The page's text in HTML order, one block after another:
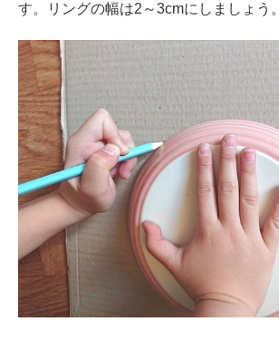
す。リングの幅は2～3cmにしましょう。